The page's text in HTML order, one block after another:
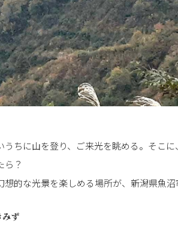
うちに山を登り、ご来光を眺める。そこ
ら？
想的な光景を楽しめる場所が、新潟県魚
みず